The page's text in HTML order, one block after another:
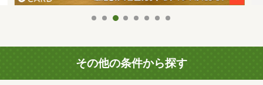
その他の条件から探す